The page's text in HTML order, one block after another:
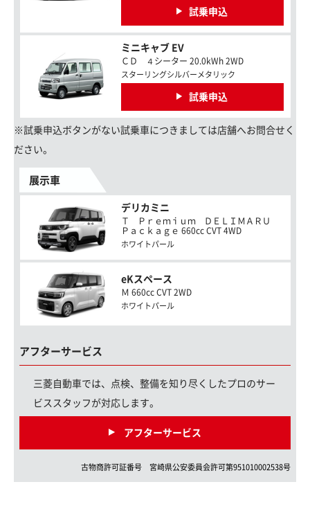
試乗申込
ミニキャブ EV
ＣＤ ４シーター 20.0kWh 2WD
スターリングシルバーメタリック
試乗申込
※試乗申込ボタンがない試乗車につきましては店舗へお問合せく
ださい。
展示車
デリカミニ
Ｔ Ｐｒｅｍｉｕｍ ＤＥＬＩＭＡＲＵ
Ｐａｃｋａｇｅ 660cc CVT 4WD
ホワイトパール
eKスペース
Ｍ 660cc CVT 2WD
ホワイトパール
アフターサービス
三菱自動車では、点検、整備を知り尽くしたプロのサー
ビススタッフが対応します。
アフターサービス
古物商許可証番号 宮崎県公安委員会許可第951010002538号